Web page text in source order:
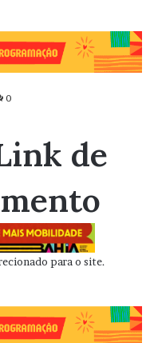
0
de
para o site.